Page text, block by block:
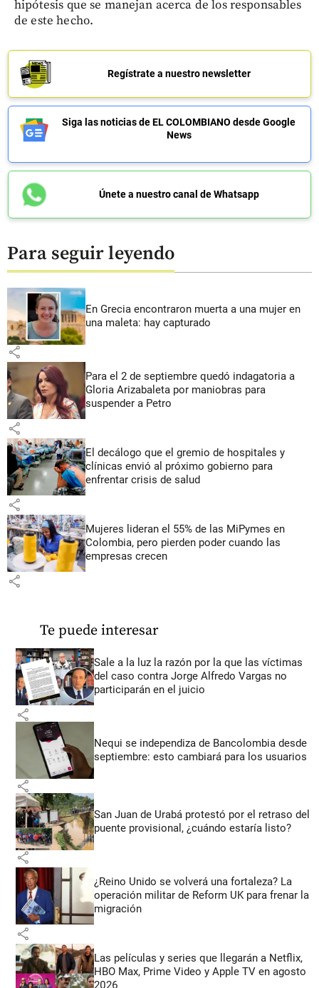
hipótesis que se manejan acerca de los responsables
de este hecho.
Regístrate a nuestro newsletter
Siga las noticias de EL COLOMBIANO desde Google
News
Únete a nuestro canal de Whatsapp
Para seguir leyendo
En Grecia encontraron muerta a una mujer en
una maleta: hay capturado
share
Para el 2 de septiembre quedó indagatoria a
Gloria Arizabaleta por maniobras para
suspender a Petro
share
El decálogo que el gremio de hospitales y
clínicas envió al próximo gobierno para
enfrentar crisis de salud
share
Mujeres lideran el 55% de las MiPymes en
Colombia, pero pierden poder cuando las
empresas crecen
share
Te puede interesar
Sale a la luz la razón por la que las víctimas
del caso contra Jorge Alfredo Vargas no
participarán en el juicio
share
Nequi se independiza de Bancolombia desde
septiembre: esto cambiará para los usuarios
share
San Juan de Urabá protestó por el retraso del
puente provisional, ¿cuándo estaría listo?
share
¿Reino Unido se volverá una fortaleza? La
operación militar de Reform UK para frenar la
migración
share
Las películas y series que llegarán a Netflix,
HBO Max, Prime Video y Apple TV en agosto
2026